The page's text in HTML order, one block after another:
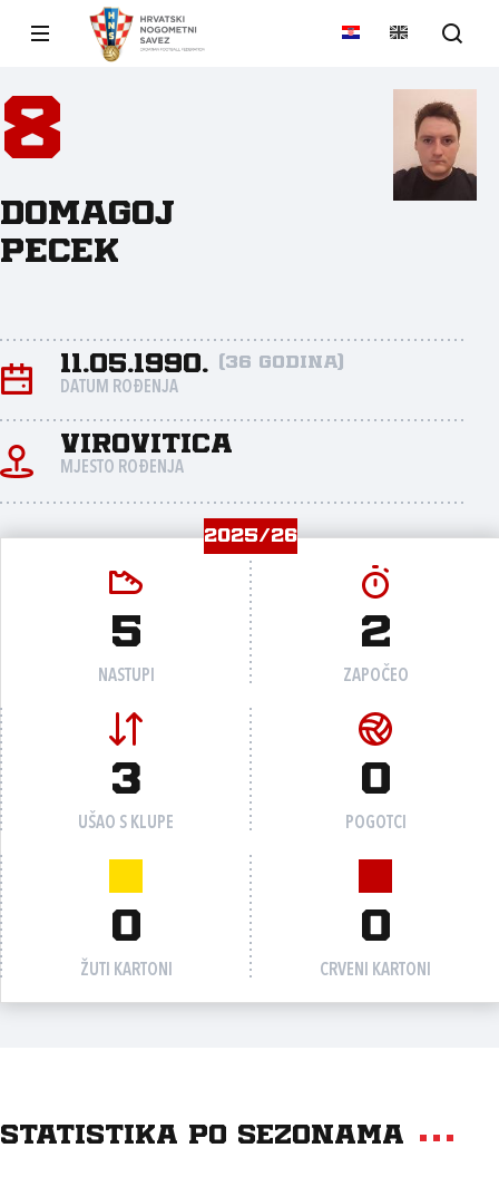
8
Domagoj
Pecek
11.05.1990. (36 godina)
DATUM ROĐENJA
Virovitica
MJESTO ROĐENJA
2025/26
5
NASTUPI
2
ZAPOČEO
3
UŠAO S KLUPE
0
POGOTCI
0
ŽUTI KARTONI
0
CRVENI KARTONI
Statistika po sezonama